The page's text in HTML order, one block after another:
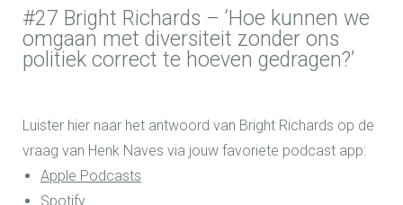
#27 Bright Richards – ‘Hoe kunnen we
omgaan met diversiteit zonder ons
politiek correct te hoeven gedragen?’
Luister hier naar het antwoord van Bright Richards op de
vraag van Henk Naves via jouw favoriete podcast app:
Apple Podcasts
Spotify